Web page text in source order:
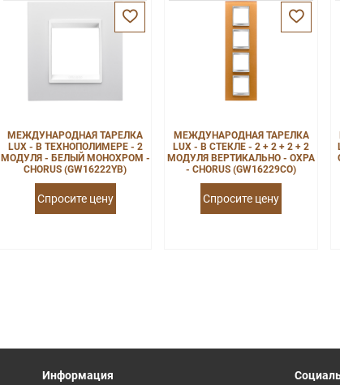
МЕЖДУНАРОДНАЯ ТАРЕЛКА
LUX - В ТЕХНОПОЛИМЕРЕ - 2
МОДУЛЯ - БЕЛЫЙ МОНОХРОМ -
CHORUS (GW16222YB)
Спросите цену
МЕЖДУНАРОДНАЯ ТАРЕЛКА
LUX - В СТЕКЛЕ - 2 + 2 + 2 + 2
МОДУЛЯ ВЕРТИКАЛЬНО - ОХРА
- CHORUS (GW16229CO)
Спросите цену
Информация